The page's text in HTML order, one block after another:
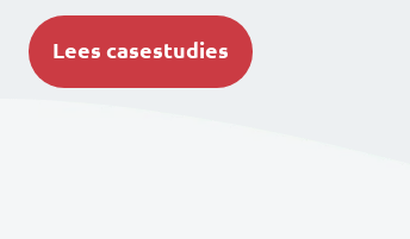
Lees casestudies